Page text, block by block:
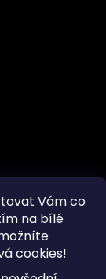
Vám co
na bílé
cookies!